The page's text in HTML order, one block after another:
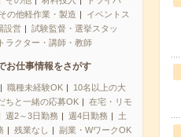
その他軽作業・製造
イベントス
設営
試験監督・選挙スタッ
ラクター・講師・教師
お仕事情報をさがす
職種未経験OK
10名以上の大
ちと一緒の応募OK
在宅・リモ
週2～3日勤務 週4日勤務
土
残業なし
副業・WワークOK